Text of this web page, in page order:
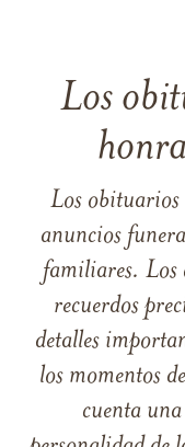
Los
Los obituarios
anuncios
familiares. Los
recuerdos
detalles
los momentos
cuenta